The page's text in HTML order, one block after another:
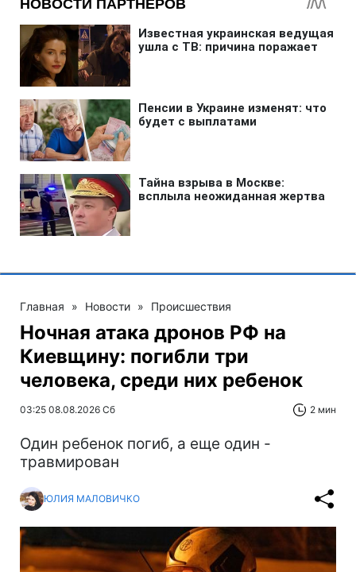
Главная » Новости » Происшествия
Ночная атака дронов РФ на
Киевщину: погибли три
человека, среди них ребенок
03:25 08.08.2026 Сб 2 мин
Один ребенок погиб, а еще один -
травмирован
ЮЛИЯ МАЛОВИЧКО